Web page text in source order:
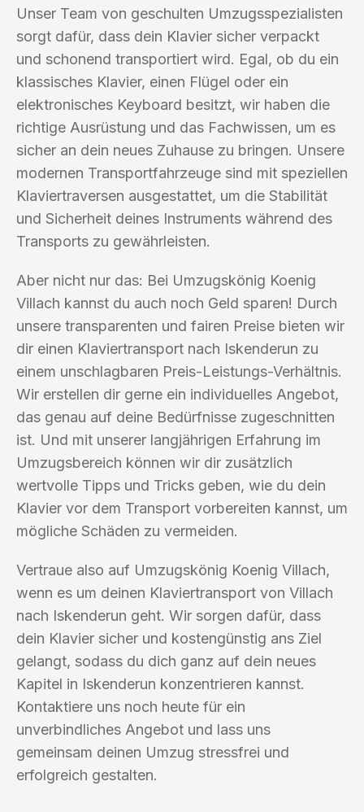
Unser Team von geschulten Umzugsspezialisten
sorgt dafür, dass dein Klavier sicher verpackt
und schonend transportiert wird. Egal, ob du ein
klassisches Klavier, einen Flügel oder ein
elektronisches Keyboard besitzt, wir haben die
richtige Ausrüstung und das Fachwissen, um es
sicher an dein neues Zuhause zu bringen. Unsere
modernen Transportfahrzeuge sind mit speziellen
Klaviertraversen ausgestattet, um die Stabilität
und Sicherheit deines Instruments während des
Transports zu gewährleisten.
Aber nicht nur das: Bei Umzugskönig Koenig
Villach kannst du auch noch Geld sparen! Durch
unsere transparenten und fairen Preise bieten wir
dir einen Klaviertransport nach Iskenderun zu
einem unschlagbaren Preis-Leistungs-Verhältnis.
Wir erstellen dir gerne ein individuelles Angebot,
das genau auf deine Bedürfnisse zugeschnitten
ist. Und mit unserer langjährigen Erfahrung im
Umzugsbereich können wir dir zusätzlich
wertvolle Tipps und Tricks geben, wie du dein
Klavier vor dem Transport vorbereiten kannst, um
mögliche Schäden zu vermeiden.
Vertraue also auf Umzugskönig Koenig Villach,
wenn es um deinen Klaviertransport von Villach
nach Iskenderun geht. Wir sorgen dafür, dass
dein Klavier sicher und kostengünstig ans Ziel
gelangt, sodass du dich ganz auf dein neues
Kapitel in Iskenderun konzentrieren kannst.
Kontaktiere uns noch heute für ein
unverbindliches Angebot und lass uns
gemeinsam deinen Umzug stressfrei und
erfolgreich gestalten.